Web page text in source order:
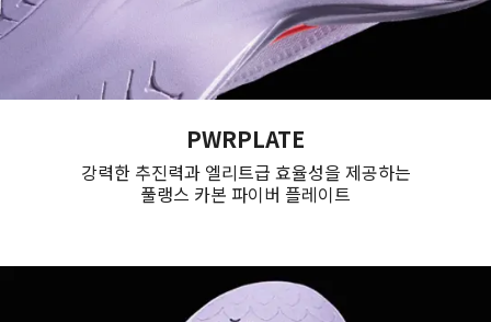
PWRPLATE
강력한 추진력과 엘리트급 효율성을 제공하는
풀랭스 카본 파이버 플레이트